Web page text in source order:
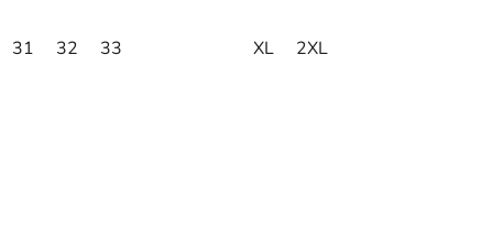
31 32 33 XL 2XL